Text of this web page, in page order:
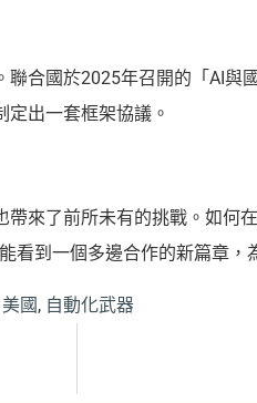
合國於2025年召開的「AI
出一套框架協議。
來了前所未有的挑戰。如何
到一個多邊合作的新篇章，
美國, 自動化武器